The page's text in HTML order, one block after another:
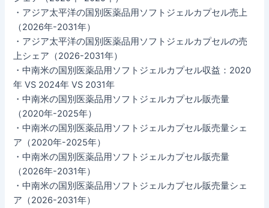
・アジア太平洋の国別医薬品用ソフトジェルカプセル売上
（2026年-2031年）
・アジア太平洋の国別医薬品用ソフトジェルカプセルの売
上シェア（2026-2031年）
・中南米の国別医薬品用ソフトジェルカプセル収益：2020
年 VS 2024年 VS 2031年
・中南米の国別医薬品用ソフトジェルカプセル販売量
（2020年-2025年）
・中南米の国別医薬品用ソフトジェルカプセル販売量シェ
ア（2020年-2025年）
・中南米の国別医薬品用ソフトジェルカプセル販売量
（2026年-2031年）
・中南米の国別医薬品用ソフトジェルカプセル販売量シェ
ア（2026-2031年）